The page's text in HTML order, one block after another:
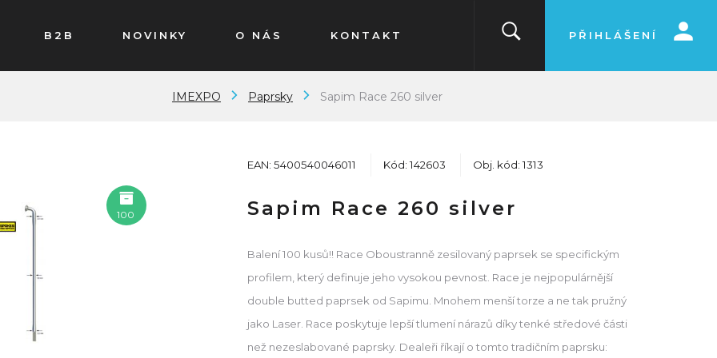
B2B NOVINKY O NÁS KONTAKT PŘIHLÁŠENÍ
IMEXPO Paprsky Sapim Race 260 silver
EAN: 5400540046011 Kód: 142603 Obj. kód: 1313
Sapim Race 260 silver
100
Balení 100 kusů!! Race Oboustranně zesilovaný paprsek se specifickým
profilem, který definuje jeho vysokou pevnost. Race je nejpopulárnější
double butted paprsek od Sapimu. Mnohem menší torze a ne tak pružný
jako Laser. Race poskytuje lepší tlumení nárazů díky tenké středové části
než nezeslabované paprsky. Dealeři říkají o tomto tradičním paprsku: